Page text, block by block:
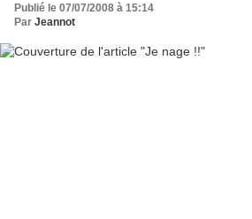
Publié le 07/07/2008 à 15:14
Par Jeannot